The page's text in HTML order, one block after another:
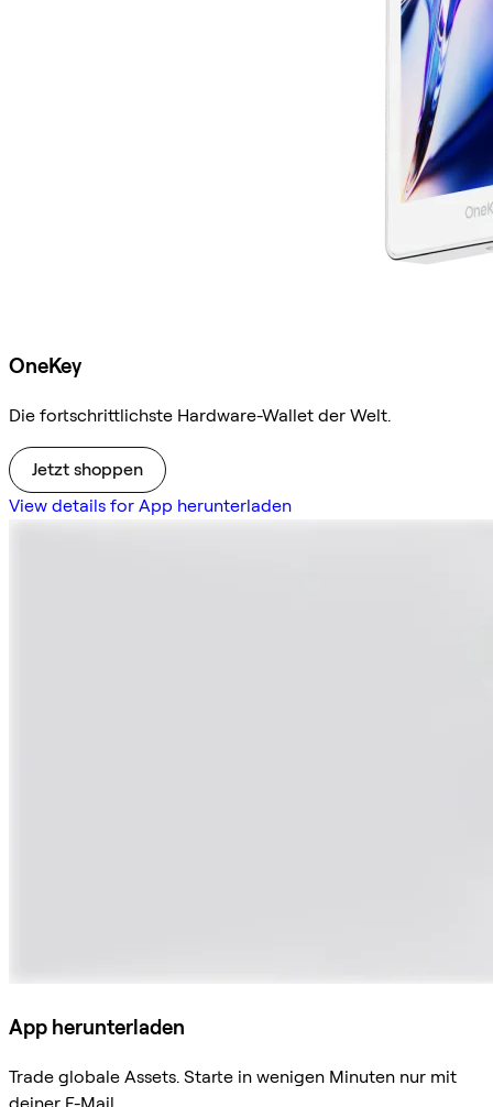
OneKey
Die fortschrittlichste Hardware-Wallet der Welt.
Jetzt shoppen
View details for App herunterladen
App herunterladen
Trade globale Assets. Starte in wenigen Minuten nur mit
deiner E-Mail.